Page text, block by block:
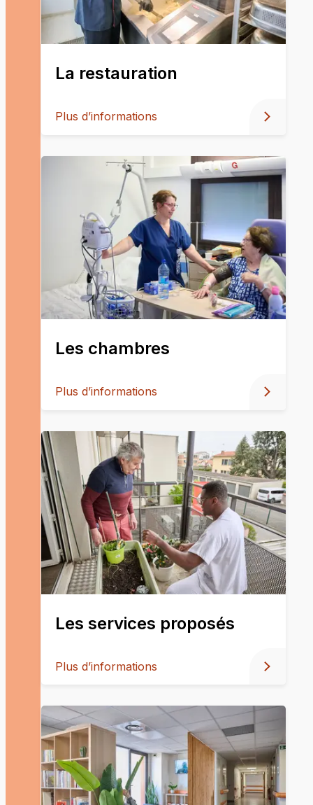
La restauration
Plus d’informations
Les chambres
Plus d’informations
Les services proposés
Plus d’informations